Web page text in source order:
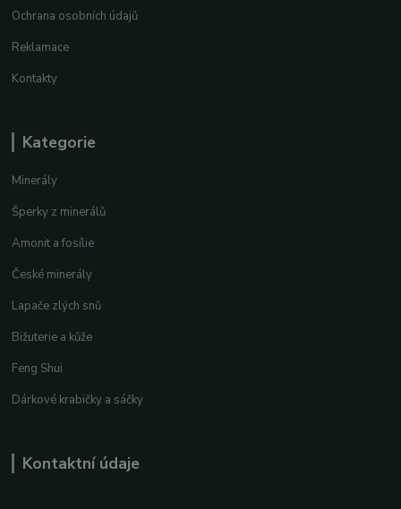
Ochrana osobních údajů
Reklamace
Kontakty
Kategorie
Minerály
Šperky z minerálů
Amonit a fosílie
České minerály
Lapače zlých snů
Bižuterie a kůže
Feng Shui
Dárkové krabičky a sáčky
Kontaktní údaje